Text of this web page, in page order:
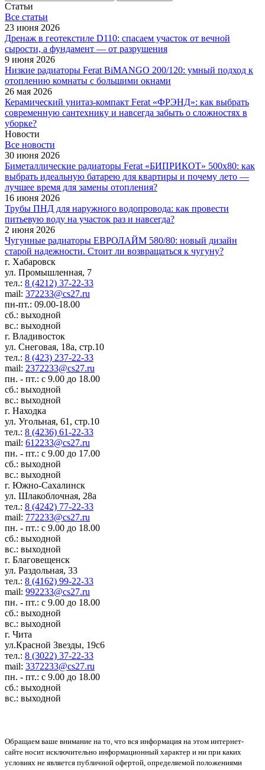
Статьи
Все cтатьи
23 июня 2026
Дренаж в геотекстиле D110: спасаем участок от вечной
сырости, а фундамент — от разрушения
9 июня 2026
Низкие радиаторы Ferat BiMANGO 200/120: умный подход к
отоплению комнаты с большими окнами
26 мая 2026
Керамический унитаз-компакт Ferat «ФРЭНД»: как выбрать
современную сантехнику и навсегда забыть о сложностях в
уборке?
Новости
Все новости
30 июня 2026
Биметаллические радиаторы Ferat «БИПРИКОТ» 500x80: как
выбрать идеальную батарею для квартиры и почему лето —
лучшее время для замены отопления?
16 июня 2026
Трубы ПНД для наружного водопровода: как провести
питьевую воду на участок раз и навсегда?
2 июня 2026
Чугунные радиаторы ЕВРОЛАЙМ 580/80: новый дизайн
старой надежности. Стоит ли возвращаться к чугуну?
г. Хабаровск
ул. Промышленная, 7
тел.: 8 (4212) 37-22-33
mail: 372233@cs27.ru
пн-пт.: 09.00-18.00
сб.: выходной
вс.: выходной
г. Владивосток
ул. Снеговая, 18а, стр.10
тел.: 8 (423) 237-22-33
mail: 2372233@cs27.ru
пн. - пт.: с 9.00 до 18.00
сб.: выходной
вс.: выходной
г. Находка
ул. Угольная, 61, стр.10
тел.: 8 (4236) 61-22-33
mail: 612233@cs27.ru
пн. - пт.: с 9.00 до 17.00
сб.: выходной
вс.: выходной
г. Южно-Сахалинск
ул. Шлакоблочная, 28а
тел.: 8 (4242) 77-22-33
mail: 772233@cs27.ru
пн. - пт.: с 9.00 до 18.00
сб.: выходной
вс.: выходной
г. Благовещенск
ул. Раздольная, 33
тел.: 8 (4162) 99-22-33
mail: 992233@cs27.ru
пн. - пт.: с 9.00 до 18.00
сб.: выходной
вс.: выходной
г. Чита
ул.Красной Звезды, 19с6
тел.: 8 (3022) 37-22-33
mail: 3372233@cs27.ru
пн. - пт.: с 9.00 до 18.00
сб.: выходной
вс.: выходной
Обращаем ваше внимание на то, что вся информация на этом интернет-
сайте носит исключительно информационный характер и ни при каких
условиях не является публичной офертой, определяемой положениями